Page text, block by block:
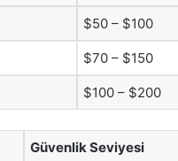
$50 – $100
$70 – $150
$100 – $200
Güvenlik Seviyesi